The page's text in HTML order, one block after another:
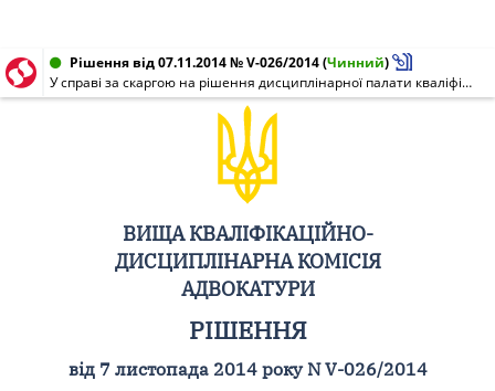
Рішення від 07.11.2014 № V-026/2014(Чинний)
У справі за скаргою на рішення дисциплінарної палати кваліфікаційно-дисциплінарної комісії адвокатури Донецької області від 29 січня 2014 року про застосування до адвоката дисциплінарного стягнення у вигляді зупинення права на заняття адвокатською діяльністю строком на один рік
ВИЩА КВАЛІФІКАЦІЙНО-
ДИСЦИПЛІНАРНА КОМІСІЯ
АДВОКАТУРИ
РІШЕННЯ
від 7 листопада 2014 року N V-026/2014